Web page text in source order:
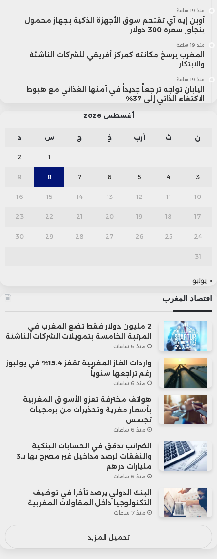
منذ 19 ساعة
أوبن إيه آي تقتحم سوق الأجهزة الذكية بجهاز محمول
يتجاوز سعره 300 دولار
منذ 19 ساعة
المغرب يرسخ مكانته كمركز أفريقي للشركات الناشئة
والابتكار
منذ 19 ساعة
اليابان تواجه تراجعاً جديداً في أمنها الغذائي مع هبوط
الاكتفاء الذاتي إلى 37%
أغسطس 2026
ن ث أرب خ ج س د
1
2
3
4
5
6
7
8
9
10
11
12
13
14
15
16
17
18
19
20
21
22
23
24
25
26
27
28
29
30
31
« يوليو
اقتصاد المغرب
2 مليون دولار فقط تضع المغرب في
المرتبة الخامسة بتمويلات الشركات الناشئة
منذ 6 ساعات
واردات الغاز المغربية تقفز 15.4% في يوليوز
رغم تراجعها سنوياً
منذ 6 ساعات
هواتف مخترقة تغزو الأسواق المغربية
بأسعار مغرية وتحذيرات من برمجيات
تجسس
منذ 6 ساعات
الضرائب تدقق في الحسابات البنكية
والنفقات لرصد مداخيل غير مصرح بها بـ3
مليارات درهم
منذ 6 ساعات
البنك الدولي يرصد تأخراً في توظيف
التكنولوجيا داخل المقاولات المغربية
منذ 7 ساعات
تحميل المزيد